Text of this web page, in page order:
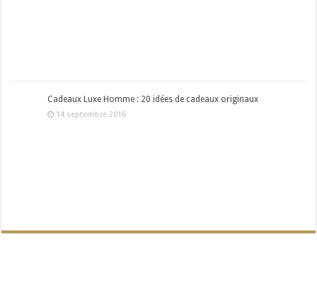
Cadeaux Luxe Homme : 20 idées de cadeaux originaux
14 septembre 2016